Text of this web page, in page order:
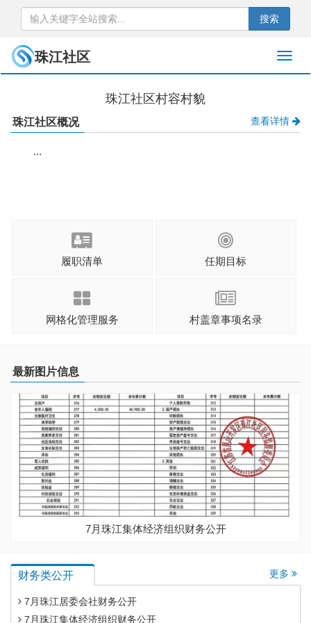
搜索
珠江社区
珠江社区村容村貌
珠江社区概况 查看详情
...
履职清单 任期目标
网格化管理服务 村盖章事项名录
最新图片信息
7月珠江集体经济组织财务公开
财务类公开 更多
7月珠江居委会社财务公开
7月珠江集体经济组织财务公开